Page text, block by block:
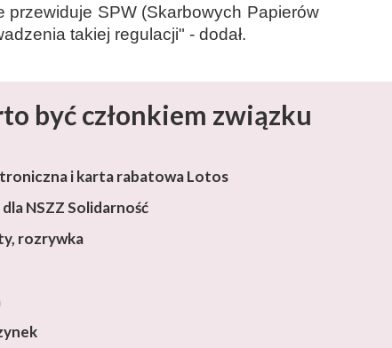
przewiduje SPW (Skarbowych Papierów
takiej regulacji" - dodał.
być członkiem związku
i karta rabatowa Lotos
NSZZ Solidarność
rozrywka